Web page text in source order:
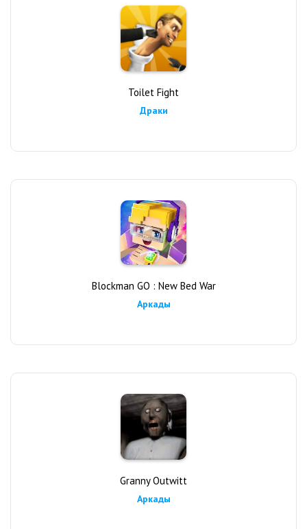
Toilet Fight
Драки
Blockman GO : New Bed War
Аркады
Granny Outwitt
Аркады